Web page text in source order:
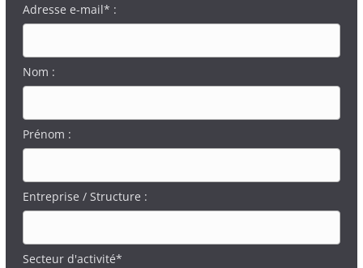
Adresse e-mail* :
Nom :
Prénom :
Entreprise / Structure :
Secteur d'activité*